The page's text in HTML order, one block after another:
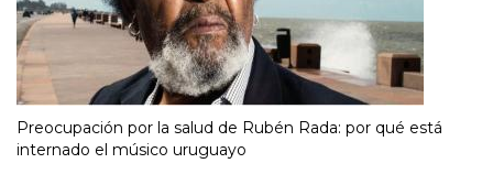
Preocupación por la salud de Rubén Rada: por qué está
internado el músico uruguayo